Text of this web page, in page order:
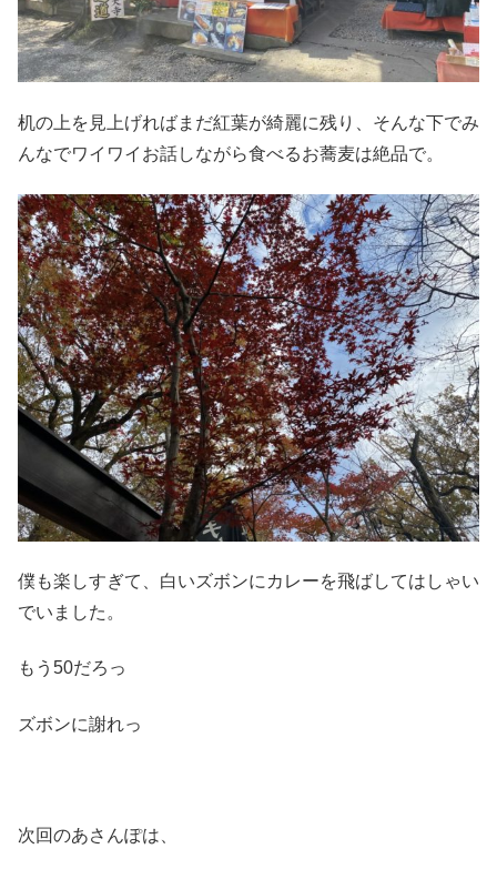
机の上を見上げればまだ紅葉が綺麗に残り、そんな下でみ
んなでワイワイお話しながら食べるお蕎麦は絶品で。
僕も楽しすぎて、白いズボンにカレーを飛ばしてはしゃい
でいました。
もう50だろっ
ズボンに謝れっ
次回のあさんぽは、